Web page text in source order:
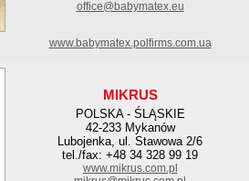
office@babymatex.eu
www.babymatex.polfirms.com.ua
MIKRUS
POLSKA - ŚLĄSKIE
42-233 Mykanów
Lubojenka, ul. Stawowa 2/6
tel./fax: +48 34 328 99 19
www.mikrus.com.pl